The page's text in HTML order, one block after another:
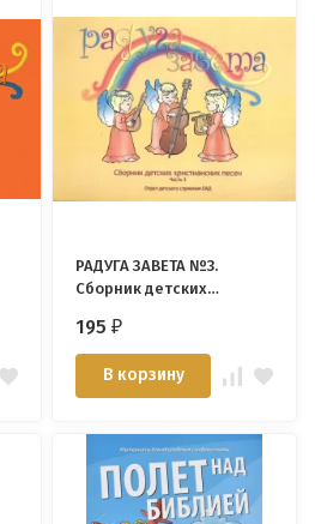
РАДУГА ЗАВЕТА №3.
Сборник детских
Наталия Лозовская + CD
195₽
В корзину